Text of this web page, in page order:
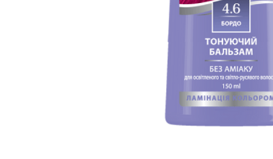
Харчові
інгредієнти
Рослинна олія
Борошно та
висівки
Подарункові
набори